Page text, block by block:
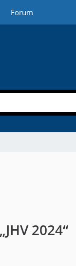
Forum
2024“